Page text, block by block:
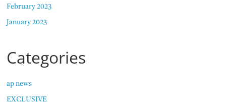
February 2023
January 2023
Categories
ap news
EXCLUSIVE